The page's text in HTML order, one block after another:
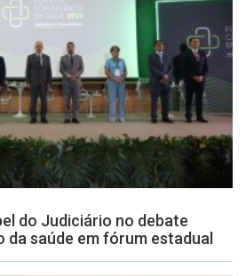
do Judiciário no debate
saúde em fórum estadual